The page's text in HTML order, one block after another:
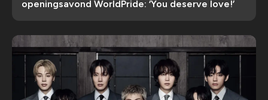
openingsavond WorldPride: ‘You deserve love!’